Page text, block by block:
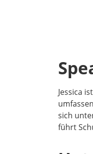
Jessica
sich
führt